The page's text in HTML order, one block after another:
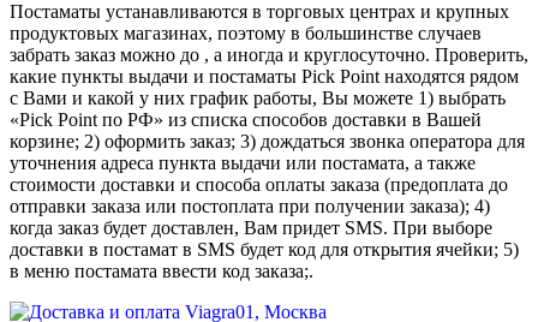
Постаматы устанавливаются в торговых центрах и крупных
продуктовых магазинах, поэтому в большинстве случаев
забрать заказ можно до , а иногда и круглосуточно. Проверить,
какие пункты выдачи и постаматы Pick Point находятся рядом
с Вами и какой у них график работы, Вы можете 1) выбрать
«Pick Point по РФ» из списка способов доставки в Вашей
корзине; 2) оформить заказ; 3) дождаться звонка оператора для
уточнения адреса пункта выдачи или постамата, а также
стоимости доставки и способа оплаты заказа (предоплата до
отправки заказа или постоплата при получении заказа); 4)
когда заказ будет доставлен, Вам придет SMS. При выборе
доставки в постамат в SMS будет код для открытия ячейки; 5)
в меню постамата ввести код заказа;.